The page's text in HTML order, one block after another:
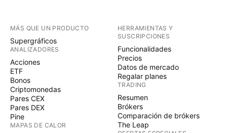
MÁS QUE UN PRODUCTO
Supergráficos
ANALIZADORES
Acciones
ETF
Bonos
Criptomonedas
Pares CEX
Pares DEX
Pine
MAPAS DE CALOR
HERRAMIENTAS Y
SUSCRIPCIONES
Funcionalidades
Precios
Datos de mercado
Regalar planes
TRADING
Resumen
Brókers
Comparación de brókers
The Leap